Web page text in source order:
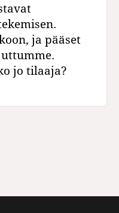
ja pääset
jo tilaaja?